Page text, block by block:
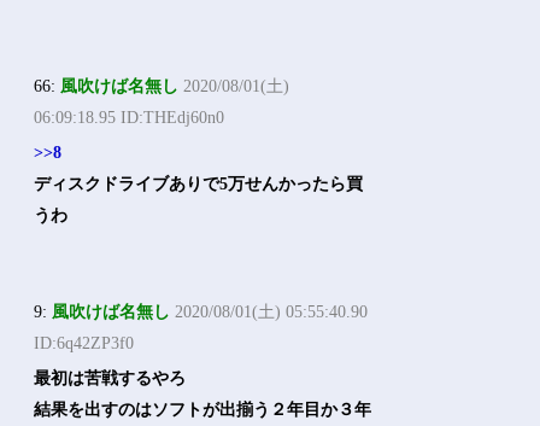
66: 風吹けば名無し 2020/08/01(土)
06:09:18.95 ID:THEdj60n0
>>8
ディスクドライブありで5万せんかったら買
うわ
9: 風吹けば名無し 2020/08/01(土) 05:55:40.90
ID:6q42ZP3f0
最初は苦戦するやろ
結果を出すのはソフトが出揃う２年目か３年